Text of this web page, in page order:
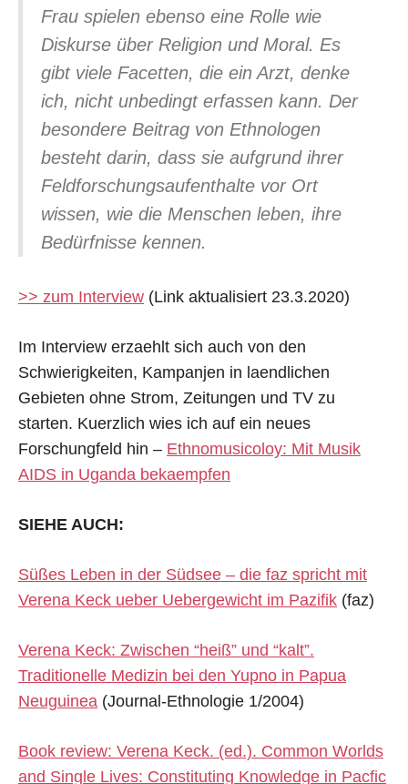
Frau spielen ebenso eine Rolle wie
Diskurse über Religion und Moral. Es
gibt viele Facetten, die ein Arzt, denke
ich, nicht unbedingt erfassen kann. Der
besondere Beitrag von Ethnologen
besteht darin, dass sie aufgrund ihrer
Feldforschungsaufenthalte vor Ort
wissen, wie die Menschen leben, ihre
Bedürfnisse kennen.
>> zum Interview (Link aktualisiert 23.3.2020)
Im Interview erzaehlt sich auch von den
Schwierigkeiten, Kampanjen in laendlichen
Gebieten ohne Strom, Zeitungen und TV zu
starten. Kuerzlich wies ich auf ein neues
Forschungfeld hin – Ethnomusicoloy: Mit Musik
AIDS in Uganda bekaempfen
SIEHE AUCH:
Süßes Leben in der Südsee – die faz spricht mit
Verena Keck ueber Uebergewicht im Pazifik (faz)
Verena Keck: Zwischen “heiß” und “kalt”.
Traditionelle Medizin bei den Yupno in Papua
Neuguinea (Journal-Ethnologie 1/2004)
Book review: Verena Keck. (ed.). Common Worlds
and Single Lives: Constituting Knowledge in Pacfic